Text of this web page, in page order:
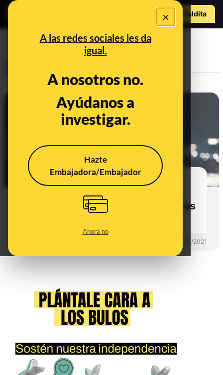
×
A las redes sociales les da
igual.
A nosotros no.
Ayúdanos a
investigar.
Hazte
Embajadora/Embajador
Ahora no
Hazte Maldita
El año de la pandemia vació las
grandes ciudades: en 2020
perdieron población y las pequeñas
30/04/2021